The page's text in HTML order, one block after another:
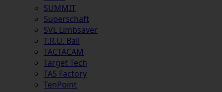
SUMMIT
Superschaft
SVL Limbsaver
T.R.U. Ball
TACTACAM
Target Tech
TAS Factory
TenPoint